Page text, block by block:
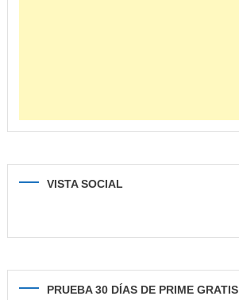
VISTA SOCIAL
PRUEBA 30 DÍAS DE PRIME GRATIS